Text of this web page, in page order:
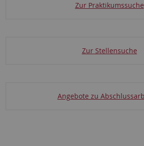
Zur Praktikumssuche
Zur Stellensuche
Angebote zu